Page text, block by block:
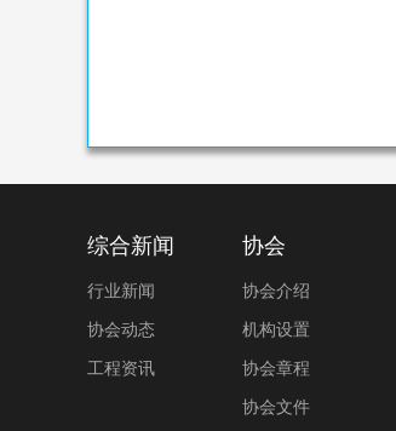
综合新闻
行业新闻
协会动态
工程资讯
协会
协会介绍
机构设置
协会章程
协会文件